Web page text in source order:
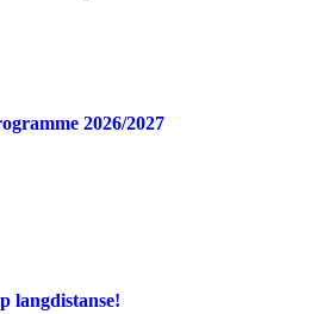
2026/2027
langdistanse!